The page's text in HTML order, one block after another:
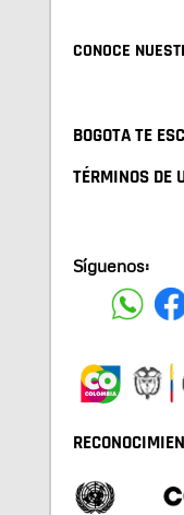
CONOCE
BOGOTA TE
TÉRMINOS DE
Síguenos: